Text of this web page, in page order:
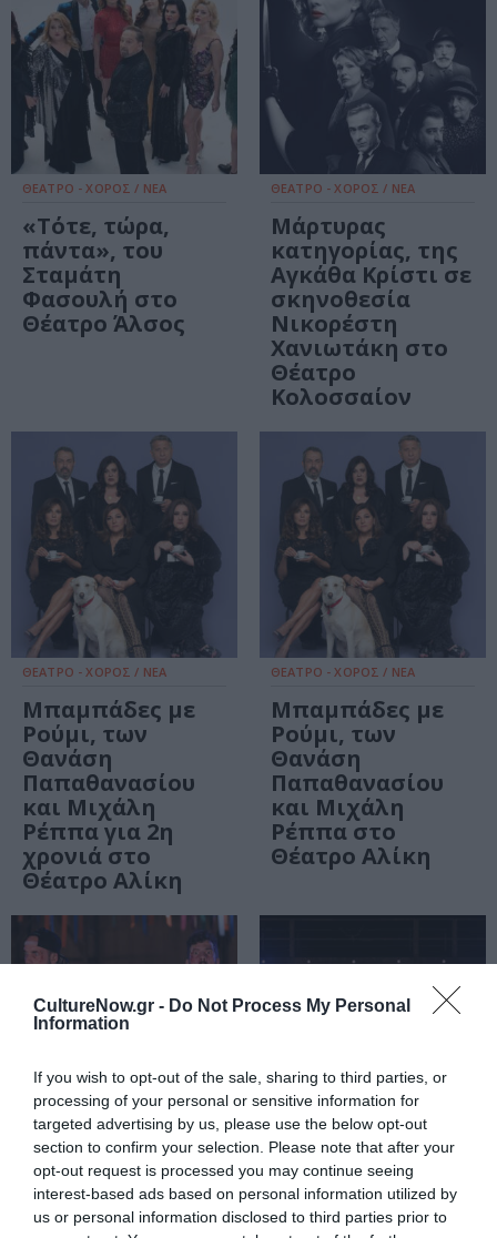
CultureNow.gr - Do Not Process My Personal
Information
If you wish to opt-out of the sale, sharing to third parties, or
processing of your personal or sensitive information for
targeted advertising by us, please use the below opt-out
section to confirm your selection. Please note that after your
opt-out request is processed you may continue seeing
interest-based ads based on personal information utilized by
us or personal information disclosed to third parties prior to
ΘΕΑΤΡΟ - ΧΟΡΟΣ / ΝΕΑ
«Τότε, τώρα,
πάντα», του
Σταμάτη
Φασουλή στο
Θέατρο Άλσος
ΘΕΑΤΡΟ - ΧΟΡΟΣ / ΝΕΑ
Μάρτυρας
κατηγορίας, της
Αγκάθα Κρίστι σε
σκηνοθεσία
Νικορέστη
Χανιωτάκη στο
Θέατρο
Κολοσσαίον
ΘΕΑΤΡΟ - ΧΟΡΟΣ / ΝΕΑ
Μπαμπάδες με
Ρούμι, των
Θανάση
Παπαθανασίου
και Μιχάλη
Ρέππα για 2η
χρονιά στο
Θέατρο Αλίκη
ΘΕΑΤΡΟ - ΧΟΡΟΣ / ΝΕΑ
Μπαμπάδες με
Ρούμι, των
Θανάση
Παπαθανασίου
και Μιχάλη
Ρέππα στο
Θέατρο Αλίκη
ΘΕΑΤΡΟ - ΧΟΡΟΣ / ΝΕΑ
Οι Ιππείς, του
Αριστοφάνη από
ΘΕΑΤΡΟ - ΧΟΡΟΣ / ΝΕΑ
Ιππείς, του
Αριστοφάνη σε